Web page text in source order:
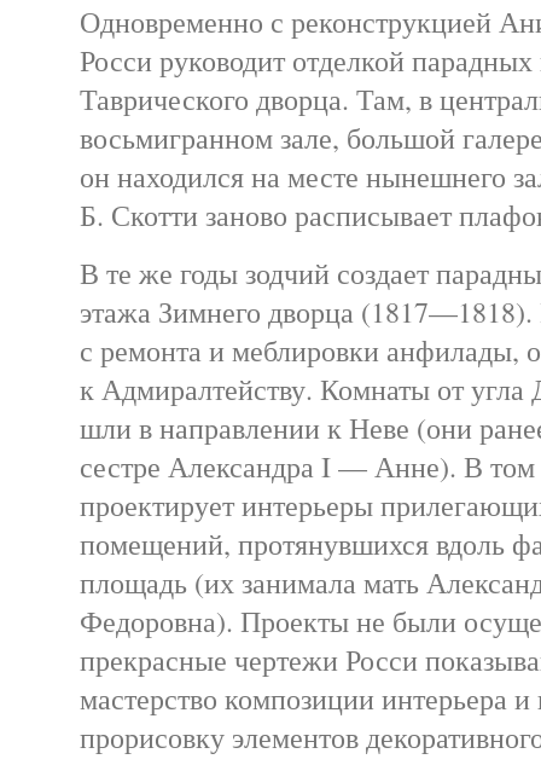
Одновременно с реконструкцией
Росси руководит отделкой
Таврического дворца. Там, в
восьмигранном зале, большой
он находился на месте нынешнего
Б. Скотти заново расписывает
В те же годы зодчий создает
этажа Зимнего дворца
с ремонта и меблировки анфилады,
к Адмиралтейству. Комнаты от
шли в направлении к Неве (они
сестре Александра I — Анне). В том
проектирует интерьеры
помещений, протянувшихся вдоль
площадь (их занимала мать
Федоровна). Проекты не были
прекрасные чертежи Росси
мастерство композиции интерьера
прорисовку элементов